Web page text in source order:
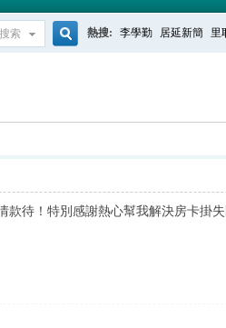
搜索 熱搜: 李學勤 居延新簡 里
款待！特別感謝熱心幫我解決房卡掛